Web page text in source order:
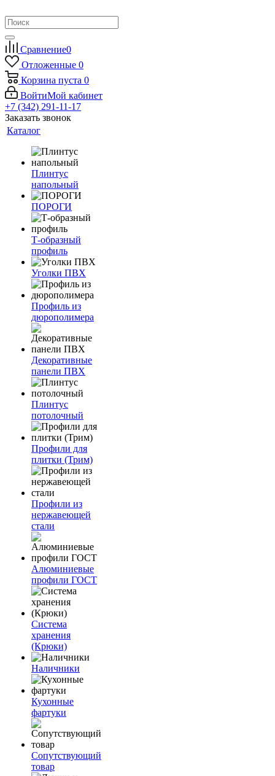
Сравнение0
Отложенные 0
Корзина пуста 0
ВойтиМой кабинет
+7 (342) 291-11-17
Заказать звонок
Каталог
Плинтус
напольный
ПОРОГИ
Т-образный
профиль
Уголки ПВХ
Профиль из
дюрополимера
Декоративные
панели ПВХ
Плинтус
потолочный
Профили для
плитки (Трим)
Профили из
нержавеющей
стали
Алюминиевые
профили ГОСТ
Система
хранения
(Крюки)
Наличники
Кухонные
фартуки
Сопутствующий
товар